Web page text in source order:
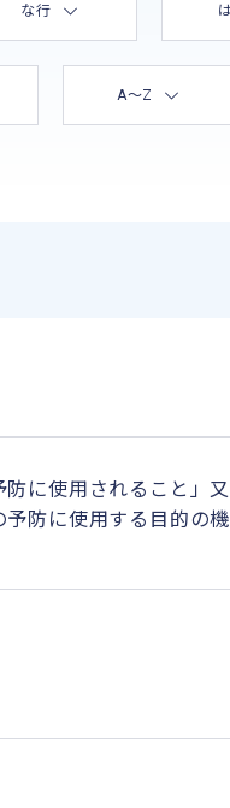
な行
A〜Z
に使用されること」
防に使用する目的の